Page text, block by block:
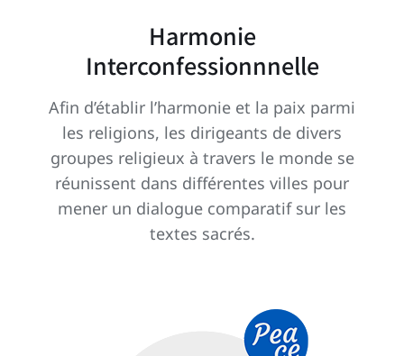
Harmonie
Interconfessionnnelle
Afin d’établir l’harmonie et la paix parmi
les religions, les dirigeants de divers
groupes religieux à travers le monde se
réunissent dans différentes villes pour
mener un dialogue comparatif sur les
textes sacrés.